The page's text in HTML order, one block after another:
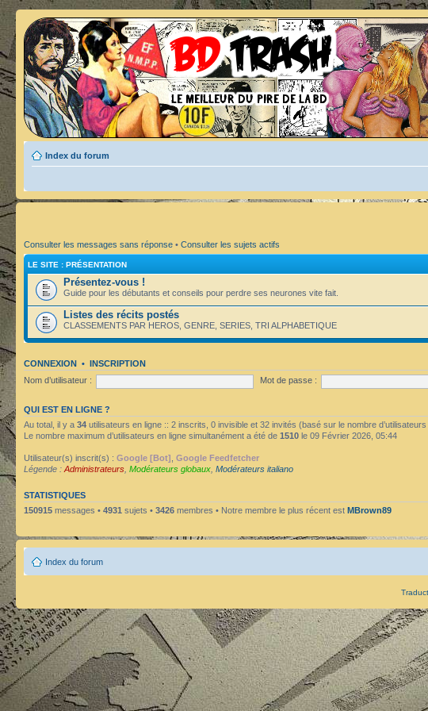
Index du forum
Consulter les messages sans réponse • Consulter les sujets actifs
LE SITE : PRÉSENTATION
Présentez-vous !
Guide pour les débutants et conseils pour perdre ses neurones vite fait.
Listes des récits postés
CLASSEMENTS PAR HEROS, GENRE, SERIES, TRI ALPHABETIQUE
CONNEXION • INSCRIPTION
Nom d’utilisateur :
Mot de passe :
QUI EST EN LIGNE ?
Au total, il y a 34 utilisateurs en ligne :: 2 inscrits, 0 invisible et 32 invités (basé sur le nombre
Le nombre maximum d’utilisateurs en ligne simultanément a été de 1510 le 09 Février 2026, 05:44
Utilisateur(s) inscrit(s) : Google [Bot] Google Feedfetcher
Légende : Administrateurs Modérateurs globaux Modérateurs italiano
STATISTIQUES
150915 messages • 4931 sujets • 3426 membres • Notre membre le plus récent est MBrown89
Index du forum